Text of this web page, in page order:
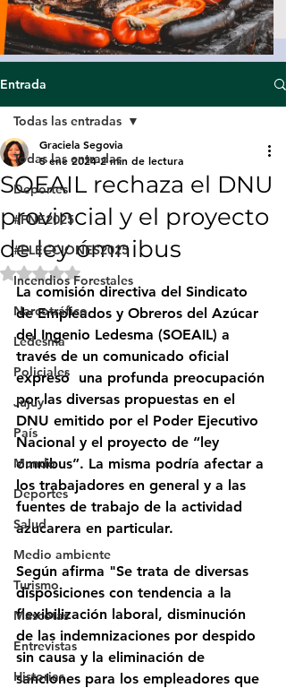
Entrada
Todas las entradas
Deportes
#FNE2025
#ELECCIONES2025
Incendios Forestales
Narcotráfico
Ledesma
Policiales
Jujuy
País
Mundo
Deportes
Salud
Medio ambiente
Turismo
Mascotas
Entrevistas
Historias
Todas las entradas
SOEAIL rechaza el DNU
provincial y el proyecto
de ley ómnibus
Graciela Segovia
5 ene 2024 2 min de lectura
Obtuvo NaN de 5 estrellas.
La comisión directiva del Sindicato
de Empleados y Obreros del Azúcar
del Ingenio Ledesma (SOEAIL) a
través de un comunicado oficial
expresó  una profunda preocupación
por las diversas propuestas en el
DNU emitido por el Poder Ejecutivo
Nacional y el proyecto de “ley
ómnibus”. La misma podría afectar a
los trabajadores en general y a las
fuentes de trabajo de la actividad
azucarera en particular.
Según afirma "Se trata de diversas
disposiciones con tendencia a la
flexibilización laboral, disminución
de las indemnizaciones por despido
sin causa y la eliminación de
sanciones para los empleadores que